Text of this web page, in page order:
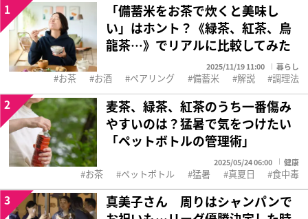
「備蓄米をお茶で炊くと美味し
い」はホント？《緑茶、紅茶、烏
龍茶…》でリアルに比較してみた
2025/11/19 11:00 暮らし
1
お茶 お酒 ペアリング 備蓄米 解説 調理法
麦茶、緑茶、紅茶のうち一番傷み
やすいのは？猛暑で気をつけたい
「ペットボトルの管理術」
2025/05/24 06:00 健康
2
お茶 ペットボトル 猛暑 真夏日 食中毒
真美子さん 周りはシャンパンで
3